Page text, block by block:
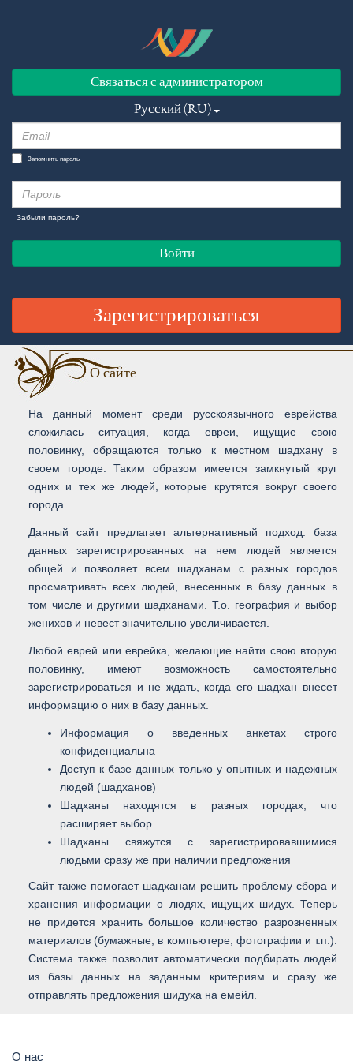
Связаться с администратором
Русский (RU)
Запомнить пароль
Забыли пароль?
Войти
Зарегистрироваться
О сайте
На данный момент среди русскоязычного еврейства
сложилась ситуация, когда евреи, ищущие свою
половинку, обращаются только к местном шадхану в
своем городе. Таким образом имеется замкнутый круг
одних и тех же людей, которые крутятся вокруг своего
города.
Данный сайт предлагает альтернативный подход: база
данных зарегистрированных на нем людей является
общей и позволяет всем шадханам с разных городов
просматривать всех людей, внесенных в базу данных в
том числе и другими шадханами. Т.о. география и выбор
женихов и невест значительно увеличивается.
Любой еврей или еврейка, желающие найти свою вторую
половинку, имеют возможность самостоятельно
зарегистрироваться и не ждать, когда его шадхан внесет
информацию о них в базу данных.
Информация о введенных анкетах строго
конфиденциальна
Доступ к базе данных только у опытных и надежных
людей (шадханов)
Шадханы находятся в разных городах, что
расширяет выбор
Шадханы свяжутся с зарегистрировавшимися
людьми сразу же при наличии предложения
Сайт также помогает шадханам решить проблему сбора и
хранения информации о людях, ищущих шидух. Теперь
не придется хранить большое количество разрозненных
материалов (бумажные, в компьютере, фотографии и т.п.).
Система также позволит автоматически подбирать людей
из базы данных на заданным критериям и сразу же
отправлять предложения шидуха на емейл.
О нас